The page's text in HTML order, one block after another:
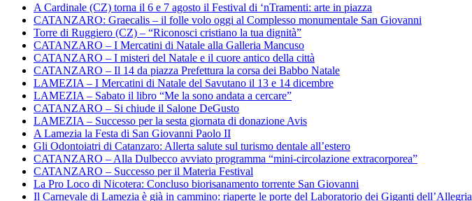
A Cardinale (CZ) torna il 6 e 7 agosto il Festival di ‘nTramenti: arte in piazza
CATANZARO: Graecalis – il folle volo oggi al Complesso monumentale San Giovanni
Torre di Ruggiero (CZ) – “Riconosci cristiano la tua dignità”
CATANZARO – I Mercatini di Natale alla Galleria Mancuso
CATANZARO – I misteri del Natale e il cuore antico della città
CATANZARO – Il 14 da piazza Prefettura la corsa dei Babbo Natale
LAMEZIA – I Mercatini di Natale del Savutano il 13 e 14 dicembre
LAMEZIA – Sabato il libro “Me la sono andata a cercare”
CATANZARO – Si chiude il Salone DeGusto
LAMEZIA – Successo per la sesta giornata di donazione Avis
A Lamezia la Festa di San Giovanni Paolo II
Gli Odontoiatri di Catanzaro: Allerta salute sul turismo dentale all’estero
CATANZARO – Alla Dulbecco avviato programma “mini-circolazione extracorporea”
CATANZARO – Successo per il Materia Festival
La Pro Loco di Nicotera: Concluso biorisanamento torrente San Giovanni
Il Carnevale di Lamezia è già in cammino: riaperte le porte del Laboratorio dei Giganti dell’Allegria